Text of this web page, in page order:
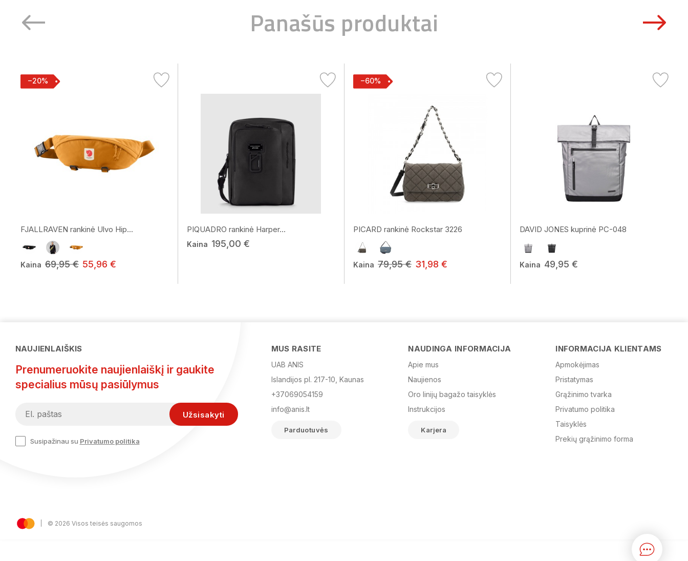
Panašūs produktai
−20%
FJALLRAVEN rankinė Ulvo Hip...
Kaina 69,95 € 55,96 €
PIQUADRO rankinė Harper...
Kaina 195,00 €
−60%
PICARD rankinė Rockstar 3226
Kaina 79,95 € 31,98 €
DAVID JONES kuprinė PC-048
Kaina 49,95 €
NAUJIENLAIŠKIS
Prenumeruokite naujienlaiškį ir gaukite
specialius mūsų pasiūlymus
Susipažinau su Privatumo politika
MUS RASITE
UAB ANIS
Islandijos pl. 217-10, Kaunas
+37069054159
info@anis.lt
Parduotuvės
NAUDINGA INFORMACIJA
Apie mus
Naujienos
Oro linijų bagažo taisyklės
Instrukcijos
Karjera
INFORMACIJA KLIENTAMS
Apmokėjimas
Pristatymas
Grąžinimo tvarka
Privatumo politika
Taisyklės
Prekių grąžinimo forma
© 2026 Visos teisės saugomos